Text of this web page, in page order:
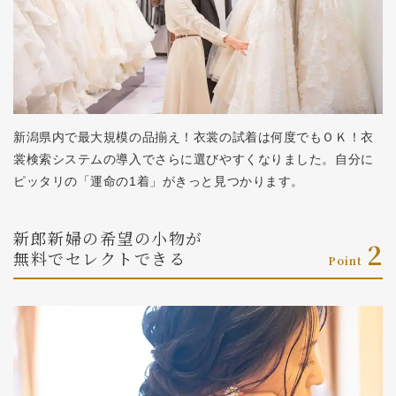
新潟県内で最大規模の品揃え！衣裳の試着は何度でもＯＫ！衣
裳検索システムの導入でさらに選びやすくなりました。自分に
ピッタリの「運命の1着」がきっと見つかります。
Point 2
新郎新婦の希望の小物が
無料でセレクトできる